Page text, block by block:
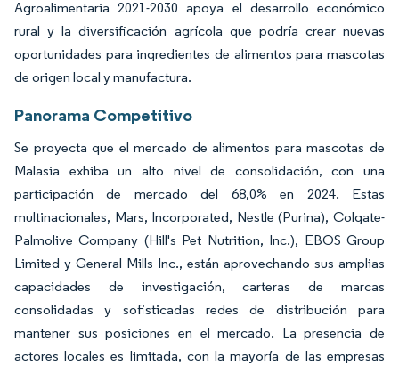
Agroalimentaria 2021-2030 apoya el desarrollo económico
rural y la diversificación agrícola que podría crear nuevas
oportunidades para ingredientes de alimentos para mascotas
de origen local y manufactura.
Panorama Competitivo
Se proyecta que el mercado de alimentos para mascotas de
Malasia exhiba un alto nivel de consolidación, con una
participación de mercado del 68,0% en 2024. Estas
multinacionales, Mars, Incorporated, Nestle (Purina), Colgate-
Palmolive Company (Hill's Pet Nutrition, Inc.), EBOS Group
Limited y General Mills Inc., están aprovechando sus amplias
capacidades de investigación, carteras de marcas
consolidadas y sofisticadas redes de distribución para
mantener sus posiciones en el mercado. La presencia de
actores locales es limitada, con la mayoría de las empresas